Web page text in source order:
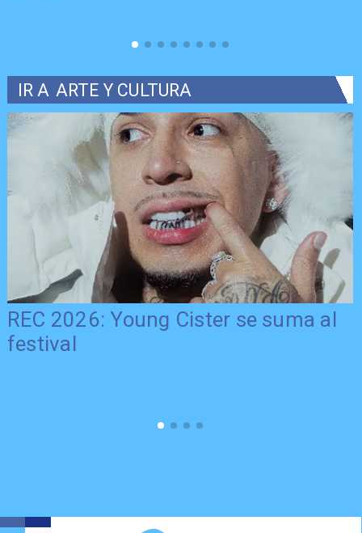
IR A ARTE Y CULTURA
REC 2026: Young Cister se suma al
festival